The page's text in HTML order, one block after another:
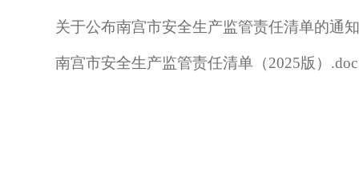
关于公布南宫市安全生产监管责任清单的通
南宫市安全生产监管责任清单（2025版）.doc